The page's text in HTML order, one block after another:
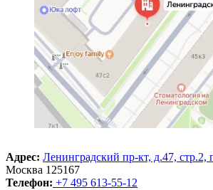
Адрес: Ленинградский пр-кт, д.47,
Москва 125167
Телефон: +7 495 613-55-12